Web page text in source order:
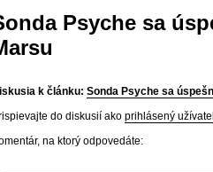
Psyche sa
k článku: Sonda Psyche sa
do diskusií ako prihlásený
na ktorý odpovedáte: